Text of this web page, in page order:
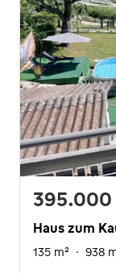
Haus zum
135 m² · 938